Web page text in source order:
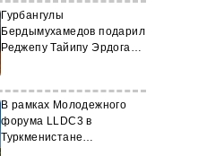
Гурбангулы
Бердымухамедов подарил
Реджепу Тайипу Эрдогану
В рамках Молодежного
форума LLDC3 в
Туркменистане